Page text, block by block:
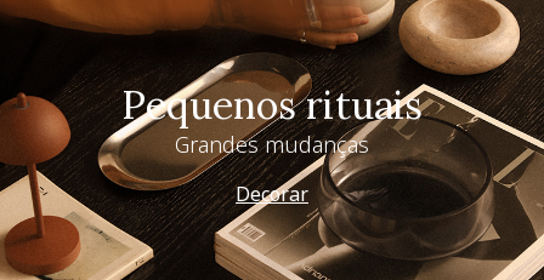
Pequenos rituais
Grandes mudanças
Decorar